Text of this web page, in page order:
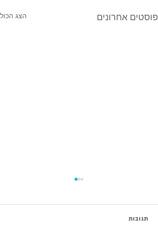
פוסטים אחרונים הצג הכול
תגובות